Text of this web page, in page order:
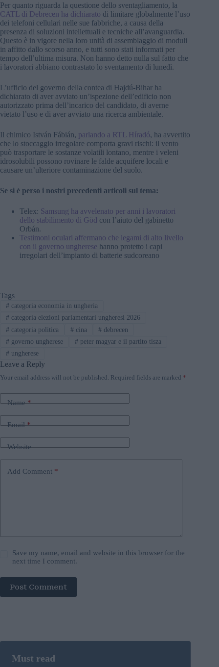
Per quanto riguarda la questione dello sventagliamento, la
CATL di Debrecen ha dichiarato di limitare globalmente l’uso
dei telefoni cellulari nelle sue fabbriche, a causa della
presenza di soluzioni intellettuali e tecniche all’avanguardia.
Questo è in vigore nella loro unità di assemblaggio di moduli
in affitto dallo scorso anno, e tutti sono stati informati per
tempo dell’ultima misura. Non hanno detto nulla sul fatto che
i lavoratori abbiano contrastato lo sventamento di lunedì.
L’ufficio del governo della contea di Hajdú-Bihar ha
dichiarato di aver avviato un’ispezione dell’edificio non
autorizzato prima dell’incarico del candidato, di averne
vietato l’uso e di aver avviato una ricerca ambientale.
Il chimico István Fábián, parlando a RTL Híradó, ha avvertito
che lo stoccaggio irregolare comporta gravi rischi: il vento
può trasportare le sostanze volatili lontano, mentre i veleni
idrosolubili possono rovinare le falde acquifere locali e
causare un’ulteriore contaminazione del suolo.
Se si è perso i nostri precedenti articoli sul tema:
Telex: Samsung ha avvelenato per anni i lavoratori
dello stabilimento di Göd con l’aiuto del gabinetto
Orbán.
Testimoni oculari affermano che legami di alto livello
con il governo ungherese hanno protetto i capi
irregolari dell’impianto di batterie sudcoreano
Tags
#categoria economia in ungheria
#categoria elezioni parlamentari ungheresi 2026
#categoria politica #cina # debrecen
#governo ungherese #peter magyar e il partito tisza
#ungherese
Leave a Reply
Your email address will not be published. Required fields are marked *
Name*
Email*
Website
Add Comment *
Save my name, email and website in this browser for the
next time I comment.
Post Comment